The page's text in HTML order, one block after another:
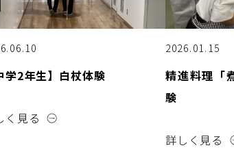
学2年生】白杖体験
く見る
2026.01.15
精進料理「
験
詳しく見る